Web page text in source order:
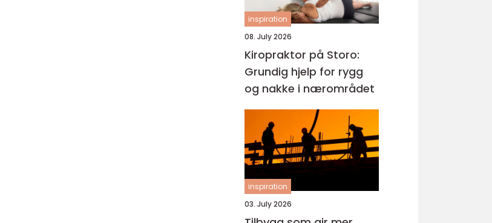
inspiration
08. July 2026
Kiropraktor på Storo:
Grundig hjelp for rygg
og nakke i nærområdet
inspiration
03. July 2026